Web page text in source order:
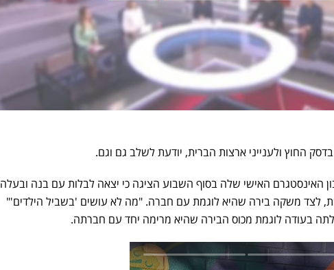
האינסטגרם האישי שלה בסוף השבוע הציגה כי יצאה לבלות עם בנה ובעלה
לצד משקה בירה שהיא לוגמת עם חברה. "מה לא עושים 'בשביל הילדים'"
בעודה לוגמת מכוס הבירה שהיא מרימה יחד עם חברתה.